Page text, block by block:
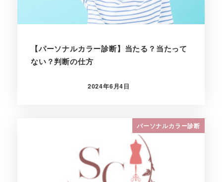
【パーソナルカラー診断】当たる？当たって
ない？判断の仕方
投稿日
2024年6月4日
パーソナルカラー診断